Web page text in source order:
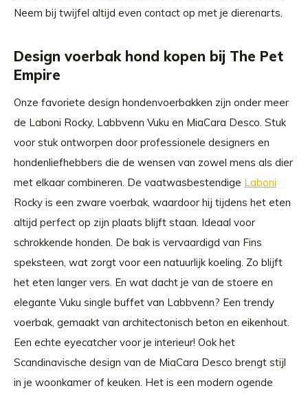
Neem bij twijfel altijd even contact op met je dierenarts.
Design voerbak hond kopen bij The Pet
Empire
Onze favoriete design hondenvoerbakken zijn onder meer
de Laboni Rocky, Labbvenn Vuku en MiaCara Desco. Stuk
voor stuk ontworpen door professionele designers en
hondenliefhebbers die de wensen van zowel mens als dier
met elkaar combineren. De vaatwasbestendige Laboni
Rocky is een zware voerbak, waardoor hij tijdens het eten
altijd perfect op zijn plaats blijft staan. Ideaal voor
schrokkende honden. De bak is vervaardigd van Fins
speksteen, wat zorgt voor een natuurlijk koeling. Zo blijft
het eten langer vers. En wat dacht je van de stoere en
elegante Vuku single buffet van Labbvenn? Een trendy
voerbak, gemaakt van architectonisch beton en eikenhout.
Een echte eyecatcher voor je interieur! Ook het
Scandinavische design van de MiaCara Desco brengt stijl
in je woonkamer of keuken. Het is een modern ogende